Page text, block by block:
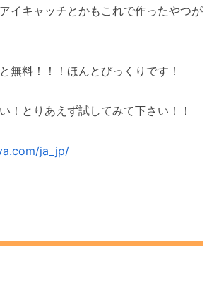
イキャッチとかもこれで作ったやつが
無料！！！ほんとびっくりです！
！とりあえず試してみて下さい！！
ja_jp/